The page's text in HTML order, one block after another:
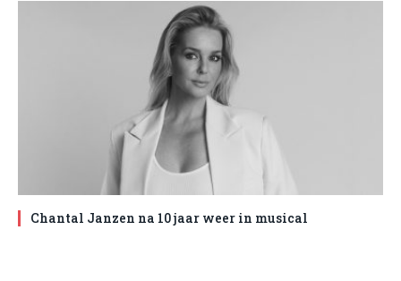
Chantal Janzen na 10 jaar weer in musical